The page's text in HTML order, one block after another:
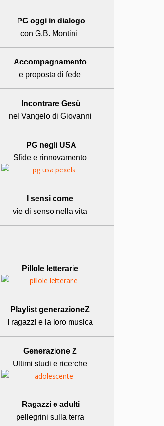
PG oggi in dialogo
con G.B. Montini
Accompagnamento
e proposta di fede
Incontrare Gesù
nel Vangelo di Giovanni
PG negli USA
Sfide e rinnovamento
I sensi come
vie di senso nella vita
Pillole letterarie
Playlist generazioneZ
I ragazzi e la loro musica
Generazione Z
Ultimi studi e ricerche
Ragazzi e adulti
pellegrini sulla terra